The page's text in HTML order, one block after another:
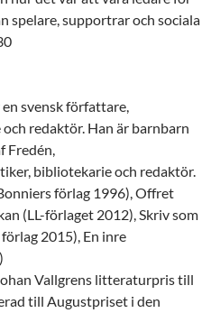
spelare, supportrar och sociala
svensk författare,
redaktör. Han är barnbarn
Fredén,
bibliotekarie och redaktör.
förlag 1996), Offret
(LL-förlaget 2012), Skriv som
2015), En inre
Vallgrens litteraturpris till
till Augustpriset i den